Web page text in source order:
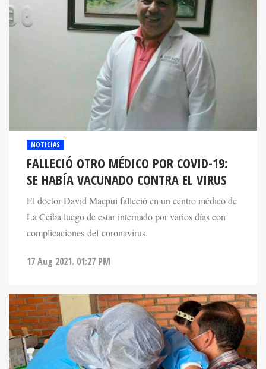
NOTICIAS
FALLECIÓ OTRO MÉDICO POR COVID-19:
SE HABÍA VACUNADO CONTRA EL VIRUS
El doctor David Macpui falleció en un centro médico de
La Ceiba luego de estar internado por varios días con
complicaciones del coronavirus.
17 Aug 2021. 01:27 PM